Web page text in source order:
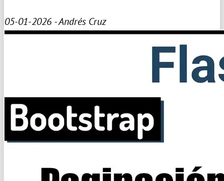
05-01-2026 - Andrés Cruz